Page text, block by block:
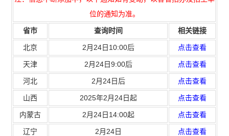
位的通知为准。
省市 查询时间 相关链接
北京 2月24日10:00后 点击查看
天津 2月24日9:00后 点击查看
河北 2月24日后 点击查看
山西 2025年2月24日起 点击查看
内蒙古 2月24日14:00起 点击查看
辽宁 2月24日 点击查看